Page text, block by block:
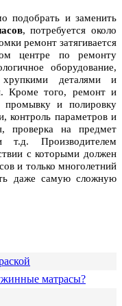
подобрать и заменить
, потребуется около
ремонт затягивается
центре по ремонту
оборудование,
деталями и
Кроме того, ремонт и
промывку и полировку
контроль параметров и
проверка на предмет
т.д. Производителем
с которыми должен
и только многолетний
даже самую сложную
матрасы?